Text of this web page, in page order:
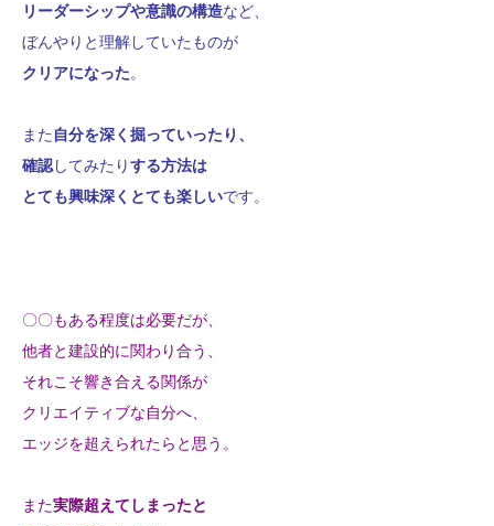
リーダーシップや意識の構造など、
ぼんやりと理解していたものが
クリアになった。
また 自分を深く掘っていったり、
確認してみたりする方法は
とても興味深くとても楽しいです。
〇〇もある程度は必要だが、
他者と建設的に関わり合う、
それこそ響き合える関係が
クリエイティブな自分へ、
エッジを超えられたらと思う。
また実際超えてしまったと